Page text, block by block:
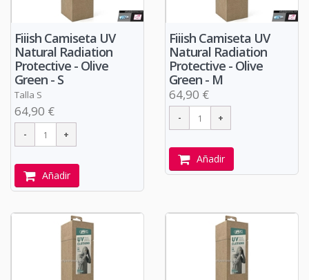
Fiiish Camiseta UV
Natural Radiation
Protective - Olive
Green - S
Talla S
64,90 €
Añadir
Fiiish Camiseta UV
Natural Radiation
Protective - Olive
Green - M
64,90 €
Añadir